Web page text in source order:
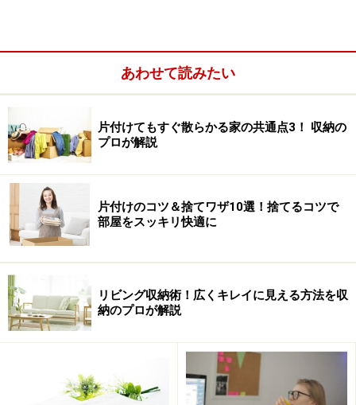
まだまだ活用できそうなジャケットであっても、スタイ
ルの点でイマドキ感があるかどうかを点検。以下の３点
を目安に消去法でリストラしましょう。
・ガッチリと肩の張った型パット
・大袈裟な印象のある襟の形、大きさ
・シルエットがボックス型
あわせて読みたい
片付けてもすぐ散らかる家の共通点3！ 収納の
プロが解説
片付けのコツ＆捨てワザ10選！捨てるコツで
部屋をスッキリ快適に
リビング収納術！広くキレイに見える方法を収
納のプロが解説